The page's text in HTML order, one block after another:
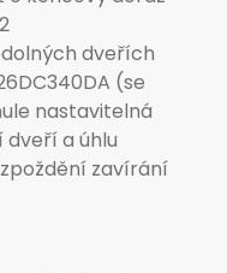
dveřích
(se
nastavitelná
a úhlu
zavírání